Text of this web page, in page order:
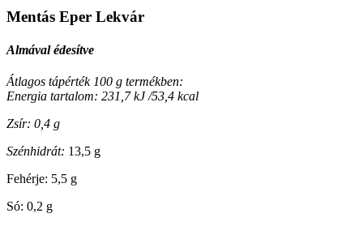
Mentás Eper Lekvár
Almával édesítve
Átlagos tápérték 100 g termékben:
Energia tartalom: 231,7 kJ /53,4 kcal
Zsír: 0,4 g
Szénhidrát: 13,5 g
Fehérje: 5,5 g
Só: 0,2 g